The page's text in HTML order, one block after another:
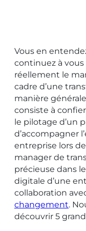
Vous en
continuez à
réellement le
cadre d’une
manière
consiste à
le pilotage d’un
d’accompagner
entreprise lors
manager de
précieuse dans
digitale d’une
collaboration
changement.
découvrir 5